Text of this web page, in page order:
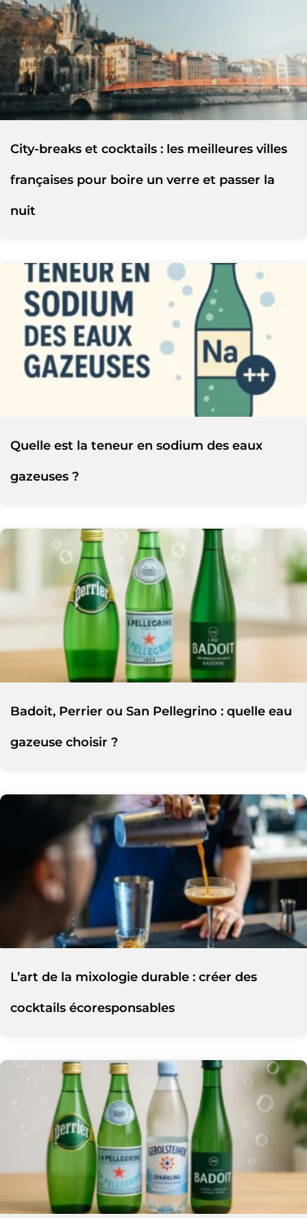
City-breaks et cocktails : les meilleures villes
françaises pour boire un verre et passer la
nuit
Quelle est la teneur en sodium des eaux
gazeuses ?
Badoit, Perrier ou San Pellegrino : quelle eau
gazeuse choisir ?
L’art de la mixologie durable : créer des
cocktails écoresponsables